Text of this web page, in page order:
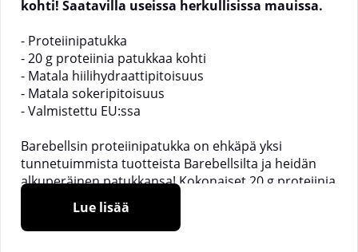
kohti! Saatavilla useissa herkullisissa mauissa.
- Proteiinipatukka
- 20 g proteiinia patukkaa kohti
- Matala hiilihydraattipitoisuus
- Matala sokeripitoisuus
- Valmistettu EU:ssa
Barebellsin proteiinipatukka on ehkäpä yksi
tunnetuimmista tuotteista Barebellsilta ja heidän
alkuperäinen patukkansa! Kokonaiset 20 g proteiinia
ja vain 2 g sokeria proteiinipatukkaa kohti, yhdessä
matalan kaloripitoisuuden (200 kcal) ja
uskomattoman herkkujen kanssa Barebellsin
Lue lisää